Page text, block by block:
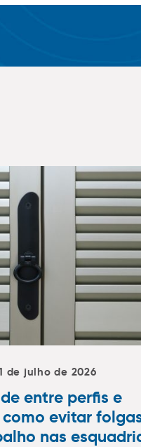
de julho de 2026
entre perfis e
evitar
nas